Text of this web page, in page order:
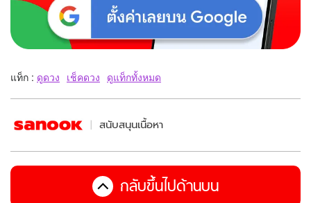
แท็ก : ดูดวง เช็คดวง ดูแท็กทั้งหมด
สนับสนุนเนื้อหา
กลับขึ้นไปด้านบน